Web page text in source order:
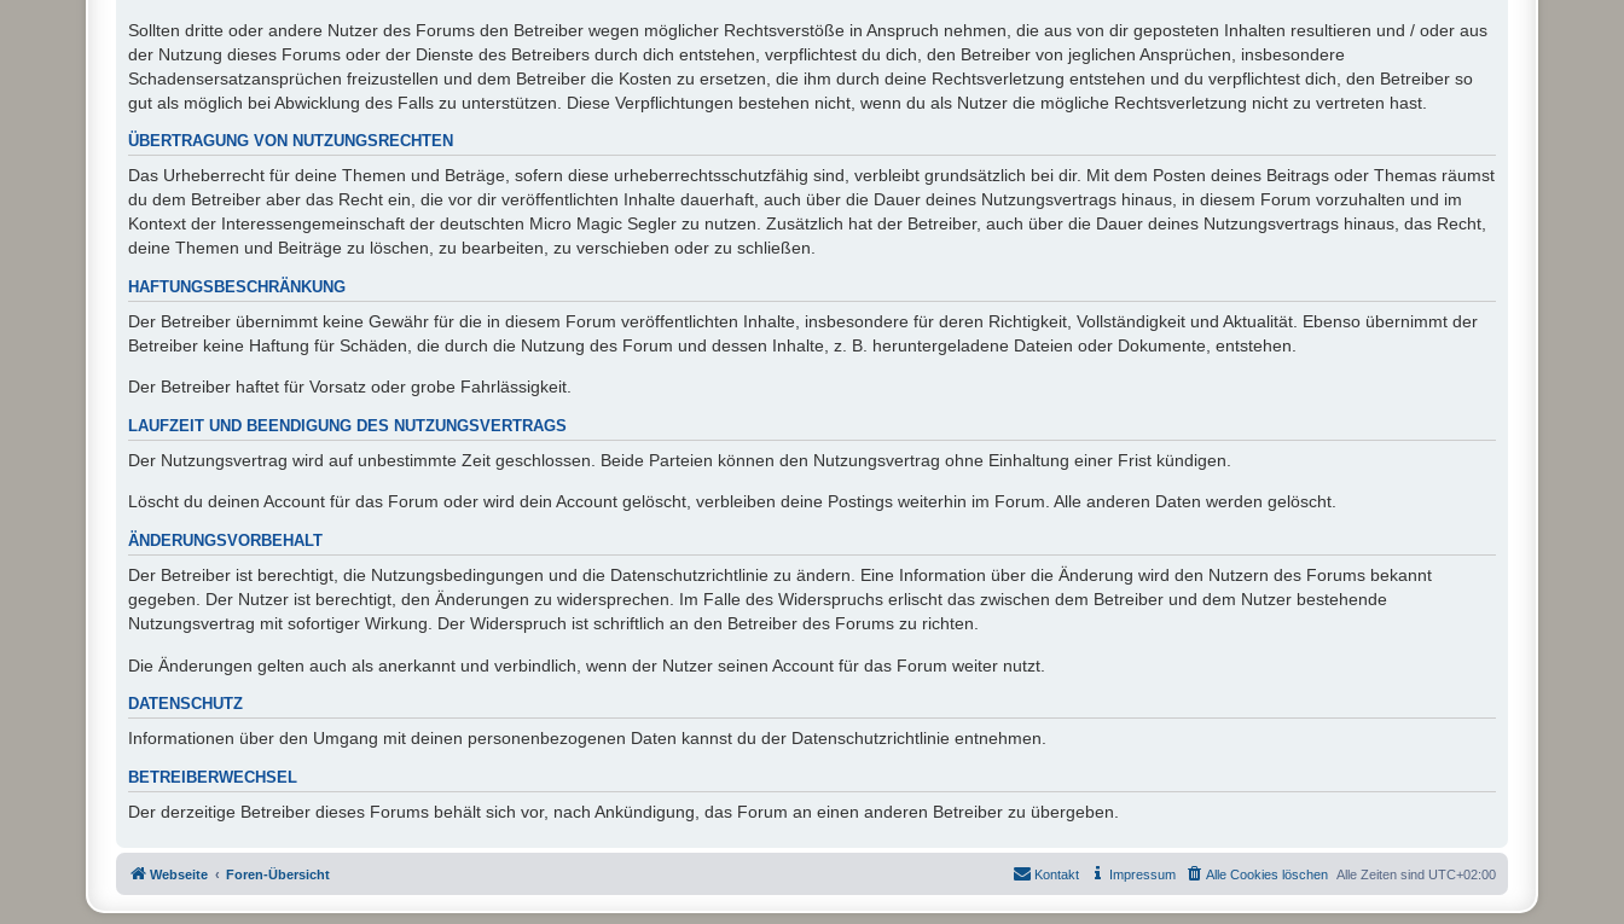
Sollten dritte oder andere Nutzer des Forums den Betreiber wegen möglicher Rechtsverstöße in Anspruch nehmen, die aus von dir geposteten Inhalten resultieren und / oder aus
der Nutzung dieses Forums oder der Dienste des Betreibers durch dich entstehen, verpflichtest du dich, den Betreiber von jeglichen Ansprüchen, insbesondere
Schadensersatzansprüchen freizustellen und dem Betreiber die Kosten zu ersetzen, die ihm durch deine Rechtsverletzung entstehen und du verpflichtest dich, den Betreiber so
gut als möglich bei Abwicklung des Falls zu unterstützen. Diese Verpflichtungen bestehen nicht, wenn du als Nutzer die mögliche Rechtsverletzung nicht zu vertreten hast.
ÜBERTRAGUNG VON NUTZUNGSRECHTEN
Das Urheberrecht für deine Themen und Beträge, sofern diese urheberrechtsschutzfähig sind, verbleibt grundsätzlich bei dir. Mit dem Posten deines Beitrags oder Themas räumst
du dem Betreiber aber das Recht ein, die vor dir veröffentlichten Inhalte dauerhaft, auch über die Dauer deines Nutzungsvertrags hinaus, in diesem Forum vorzuhalten und im
Kontext der Interessengemeinschaft der deutschten Micro Magic Segler zu nutzen. Zusätzlich hat der Betreiber, auch über die Dauer deines Nutzungsvertrags hinaus, das Recht,
deine Themen und Beiträge zu löschen, zu bearbeiten, zu verschieben oder zu schließen.
HAFTUNGSBESCHRÄNKUNG
Der Betreiber übernimmt keine Gewähr für die in diesem Forum veröffentlichten Inhalte, insbesondere für deren Richtigkeit, Vollständigkeit und Aktualität. Ebenso übernimmt der
Betreiber keine Haftung für Schäden, die durch die Nutzung des Forum und dessen Inhalte, z. B. heruntergeladene Dateien oder Dokumente, entstehen.
Der Betreiber haftet für Vorsatz oder grobe Fahrlässigkeit.
LAUFZEIT UND BEENDIGUNG DES NUTZUNGSVERTRAGS
Der Nutzungsvertrag wird auf unbestimmte Zeit geschlossen. Beide Parteien können den Nutzungsvertrag ohne Einhaltung einer Frist kündigen.
Löscht du deinen Account für das Forum oder wird dein Account gelöscht, verbleiben deine Postings weiterhin im Forum. Alle anderen Daten werden gelöscht.
ÄNDERUNGSVORBEHALT
Der Betreiber ist berechtigt, die Nutzungsbedingungen und die Datenschutzrichtlinie zu ändern. Eine Information über die Änderung wird den Nutzern des Forums bekannt
gegeben. Der Nutzer ist berechtigt, den Änderungen zu widersprechen. Im Falle des Widerspruchs erlischt das zwischen dem Betreiber und dem Nutzer bestehende
Nutzungsvertrag mit sofortiger Wirkung. Der Widerspruch ist schriftlich an den Betreiber des Forums zu richten.
Die Änderungen gelten auch als anerkannt und verbindlich, wenn der Nutzer seinen Account für das Forum weiter nutzt.
DATENSCHUTZ
Informationen über den Umgang mit deinen personenbezogenen Daten kannst du der Datenschutzrichtlinie entnehmen.
BETREIBERWECHSEL
Der derzeitige Betreiber dieses Forums behält sich vor, nach Ankündigung, das Forum an einen anderen Betreiber zu übergeben.
Webseite Foren-Übersicht Alle Zeiten sind UTC+02:00
Alle Cookies löschen
Impressum
Kontakt